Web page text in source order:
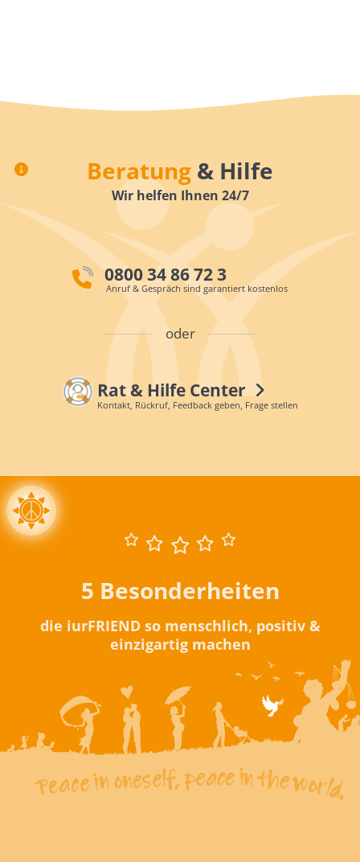
Beratung & Hilfe
Wir helfen Ihnen 24/7
0800 34 86 72 3
Anruf & Gespräch sind garantiert kostenlos
oder
Rat & Hilfe Center
Kontakt, Rückruf, Feedback geben, Frage stellen
5 Besonderheiten
die iurFRIEND so menschlich, positiv &
einzigartig machen